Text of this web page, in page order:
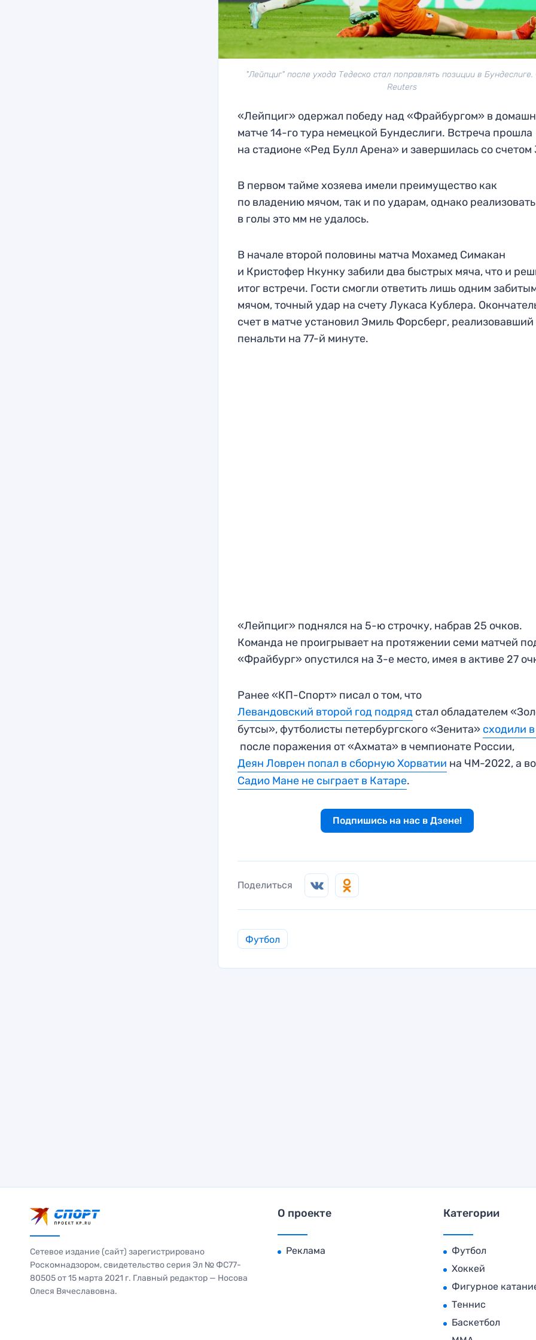
"Лейпциг" после ухода Тедеско стал поправлять позиции в
Reuters
«Лейпциг» одержал победу над «Фрайбургом» в
матче 14-го тура немецкой Бундеслиги. Встреча прошла
на стадионе «Ред Булл Арена» и завершилась со счетом
В первом тайме хозяева имели преимущество как
по владению мячом, так и по ударам, однако реализовать
в голы это мм не удалось.
В начале второй половины матча Мохамед Симакан
и Кристофер Нкунку забили два быстрых мяча, что и
итог встречи. Гости смогли ответить лишь одним
мячом, точный удар на счету Лукаса Кублера.
счет в матче установил Эмиль Форсберг, реализовавший
пенальти на 77-й минуте.
«Лейпциг» поднялся на 5-ю строчку, набрав 25 очков.
Команда не проигрывает на протяжении семи матчей
«Фрайбург» опустился на 3-е место, имея в активе 27
Ранее «КП-Спорт» писал о том, что
Левандовский второй год подряд стал обладателем
бутсы», футболисты петербургского «Зенита» сходили
после поражения от «Ахмата» в чемпионате России,
Деян Ловрен попал в сборную Хорватии на ЧМ-2022, а
Садио Мане не сыграет в Катаре.
Подпишись на нас в Дзене!
Поделиться
Футбол
Сетевое издание (сайт) зарегистрировано
Роскомнадзором, свидетельство серия Эл № ФС77-
80505 от 15 марта 2021 г. Главный редактор — Носова
Олеся Вячеславовна.
О проекте
Реклама
Категории
Футбол
Хоккей
Фигурное
Теннис
Баскетбол